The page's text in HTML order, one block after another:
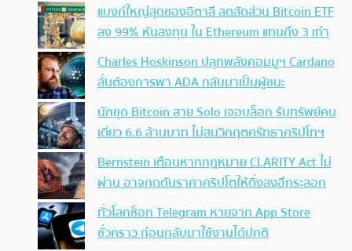
แบงก์ใหญ่สุดของอิตาลี ลดสัดส่วน Bitcoin ETF
ลง 99% หันลงทุน ใน Ethereum แทนถึง 3 เท่า
Charles Hoskinson ปลุกพลังคอมมูฯ Cardano
ลั่นต้องการพา ADA กลับมาเป็นผู้ชนะ
นักขุด Bitcoin สาย Solo เจอบล็อก รับทรัพย์คน
เดียว 6.6 ล้านบาท ไม่สนวิกฤตศรัทธาคริปโทฯ
Bernstein เตือนหากกฎหมาย CLARITY Act ไม่
ผ่าน อาจกดดันราคาคริปโตให้ดิ่งลงอีกระลอก
ทั่วโลกช็อก Telegram หายจาก App Store
ชั่วคราว ก่อนกลับมาใช้งานได้ปกติ